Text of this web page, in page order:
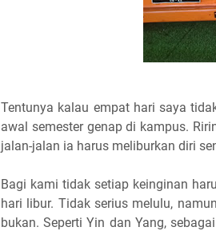
Tentunya kalau empat hari saya
awal semester genap di kampus.
jalan-jalan ia harus meliburkan diri
Bagi kami tidak setiap keinginan
hari libur. Tidak serius melulu,
bukan. Seperti Yin dan Yang,